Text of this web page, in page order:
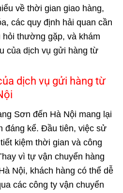
về thời gian giao hàng,
các quy định hải quan cần
thường gặp, và khám
của dịch vụ gửi hàng từ
dịch vụ gửi hàng từ
Sơn đến Hà Nội mang lại
đáng kể. Đầu tiên, việc sử
kiệm thời gian và công
vì tự vận chuyển hàng
Nội, khách hàng có thể dễ
các công ty vận chuyển